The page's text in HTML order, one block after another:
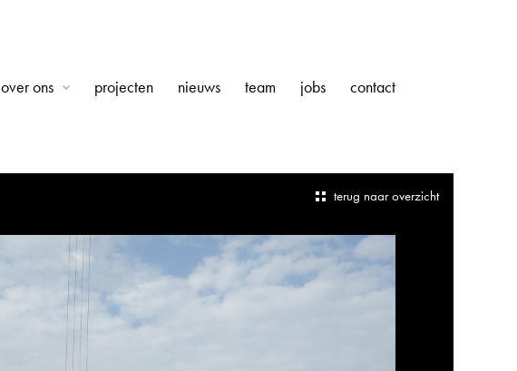
over ons projecten nieuws team jobs contact
terug naar overzicht